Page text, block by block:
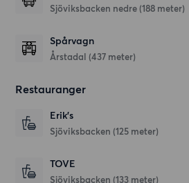
Sjöviksbacken nedre (188 meter)
Spårvagn
Årstadal (437 meter)
Restauranger
Erik's
Sjöviksbacken (125 meter)
TOVE
Sjöviksbacken (133 meter)